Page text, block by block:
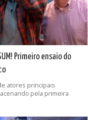
Primeiro ensaio do
atores principais
pela primeira